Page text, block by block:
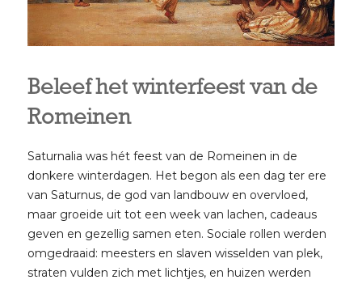
Beleef het winterfeest van de
Romeinen
Saturnalia was hét feest van de Romeinen in de
donkere winterdagen. Het begon als een dag ter ere
van Saturnus, de god van landbouw en overvloed,
maar groeide uit tot een week van lachen, cadeaus
geven en gezellig samen eten. Sociale rollen werden
omgedraaid: meesters en slaven wisselden van plek,
straten vulden zich met lichtjes, en huizen werden